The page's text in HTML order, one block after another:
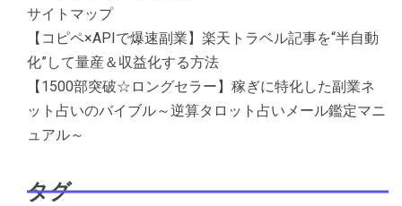
サイトマップ
【コピペ×APIで爆速副業】楽天トラベル記事を“半自動
化”して量産＆収益化する方法
【1500部突破☆ロングセラー】稼ぎに特化した副業ネ
ット占いのバイブル～逆算タロット占いメール鑑定マニ
ュアル～
タグ